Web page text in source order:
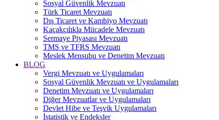
Sosyal Güvenlik Mevzuatı
Türk Ticaret Mevzuatı
Dış Ticaret ve Kambiyo Mevzuatı
Kaçakçılıkla Mücadele Mevzuatı
Sermaye Piyasası Mevzuatı
TMS ve TFRS Mevzuatı
Meslek Mensubu ve Denetim Mevzuatı
BLOG
Vergi Mevzuatı ve Uygulamaları
Sosyal Güvenlik Mevzuatı ve Uygulamaları
Denetim Mevzuatı ve Uygulamaları
Diğer Mevzuatlar ve Uygulamaları
Devlet Hibe ve Teşvik Uygulamaları
İstatistik ve Endeksler